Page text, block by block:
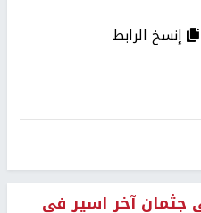
إنسخ الرابط
جثمان آخر اسير في